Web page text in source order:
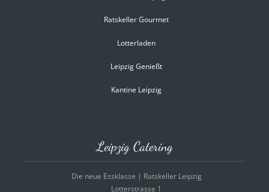
Ratskeller Gourmet
Lotterladen
Leipzig Genießt
Kantine Leipzig
Leipzig Catering
Die neue Essklasse | Ratskeller Leipzig
Lotterstrasse 1